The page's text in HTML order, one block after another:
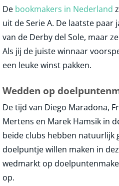
De bookmakers in Nederland
uit de Serie A. De laatste paar
van de Derby del Sole, maar
Als jij de juiste winnaar
een leuke winst pakken.
Wedden op
De tijd van Diego Maradona,
Mertens en Marek Hamsik in
beide clubs hebben natuurlijk
doelpuntje willen maken in
wedmarkt op
op.